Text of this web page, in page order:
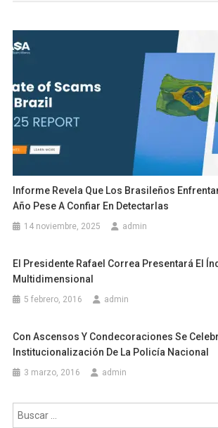
Informe Revela Que Los Brasileños
Año Pese A Confiar En Detectarlas
14 noviembre, 2025 admin
El Presidente Rafael Correa Presentará El
Multidimensional
5 febrero, 2016 admin
Con Ascensos Y Condecoraciones Se
Institucionalización De La Policía Nacional
3 marzo, 2016 admin